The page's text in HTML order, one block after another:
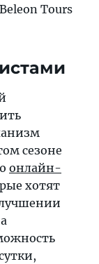
Tours
сезоне
онлайн-
хотят